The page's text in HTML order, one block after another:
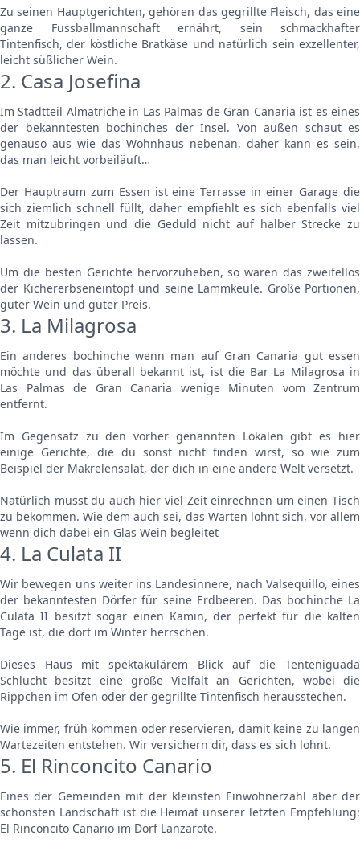
Zu seinen Hauptgerichten, gehören das gegrillte Fleisch, das eine
ganze Fussballmannschaft ernährt, sein schmackhafter
Tintenfisch, der köstliche Bratkäse und natürlich sein exzellenter,
leicht süßlicher Wein.
2. Casa Josefina
Im Stadtteil Almatriche in Las Palmas de Gran Canaria ist es eines
der bekanntesten bochinches der Insel. Von außen schaut es
genauso aus wie das Wohnhaus nebenan, daher kann es sein,
das man leicht vorbeiläuft…
Der Hauptraum zum Essen ist eine Terrasse in einer Garage die
sich ziemlich schnell füllt, daher empfiehlt es sich ebenfalls viel
Zeit mitzubringen und die Geduld nicht auf halber Strecke zu
lassen.
Um die besten Gerichte hervorzuheben, so wären das zweifellos
der Kichererbseneintopf und seine Lammkeule. Große Portionen,
guter Wein und guter Preis.
3. La Milagrosa
Ein anderes bochinche wenn man auf Gran Canaria gut essen
möchte und das überall bekannt ist, ist die Bar La Milagrosa in
Las Palmas de Gran Canaria wenige Minuten vom Zentrum
entfernt.
Im Gegensatz zu den vorher genannten Lokalen gibt es hier
einige Gerichte, die du sonst nicht finden wirst, so wie zum
Beispiel der Makrelensalat, der dich in eine andere Welt versetzt.
Natürlich musst du auch hier viel Zeit einrechnen um einen Tisch
zu bekommen. Wie dem auch sei, das Warten lohnt sich, vor allem
wenn dich dabei ein Glas Wein begleitet
4. La Culata II
Wir bewegen uns weiter ins Landesinnere, nach Valsequillo, eines
der bekanntesten Dörfer für seine Erdbeeren. Das bochinche La
Culata II besitzt sogar einen Kamin, der perfekt für die kalten
Tage ist, die dort im Winter herrschen.
Dieses Haus mit spektakulärem Blick auf die Tenteniguada
Schlucht besitzt eine große Vielfalt an Gerichten, wobei die
Rippchen im Ofen oder der gegrillte Tintenfisch herausstechen.
Wie immer, früh kommen oder reservieren, damit keine zu langen
Wartezeiten entstehen. Wir versichern dir, dass es sich lohnt.
5. El Rinconcito Canario
Eines der Gemeinden mit der kleinsten Einwohnerzahl aber der
schönsten Landschaft ist die Heimat unserer letzten Empfehlung:
El Rinconcito Canario im Dorf Lanzarote.